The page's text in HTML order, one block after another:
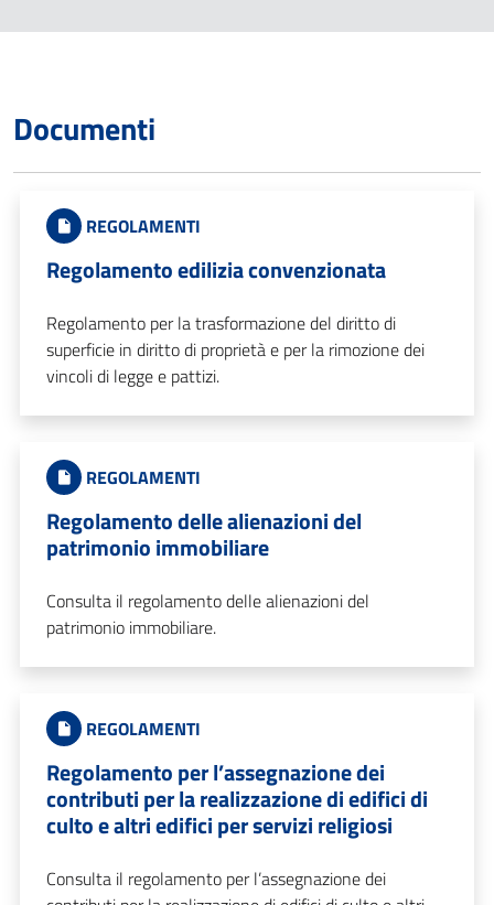
Documenti
REGOLAMENTI
Regolamento edilizia convenzionata
Regolamento per la trasformazione del diritto di
superficie in diritto di proprietà e per la rimozione dei
vincoli di legge e pattizi.
REGOLAMENTI
Regolamento delle alienazioni del
patrimonio immobiliare
Consulta il regolamento delle alienazioni del
patrimonio immobiliare.
REGOLAMENTI
Regolamento per l’assegnazione dei
contributi per la realizzazione di edifici di
culto e altri edifici per servizi religiosi
Consulta il regolamento per l’assegnazione dei